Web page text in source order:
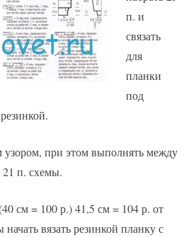
п. и
связать
для
планки
под
узором, при этом выполнять между
21 п. схемы.
см = 100 р.) 41,5 см = 104 р. от
вязать резинкой планку с